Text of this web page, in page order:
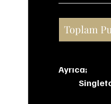
Toplam
Ayrıca;